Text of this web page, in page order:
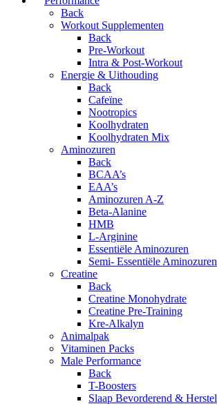
Back
Workout Supplementen
Back
Pre-Workout
Intra & Post-Workout
Energie & Uithouding
Back
Cafeïne
Nootropics
Koolhydraten
Koolhydraten Mix
Aminozuren
Back
BCAA’s
EAA’s
Aminozuren A-Z
Beta-Alanine
HMB
L-Arginine
Essentiële Aminozuren
Semi- Essentiële Aminozuren
Creatine
Back
Creatine Monohydrate
Creatine Pre-Training
Kre-Alkalyn
Animalpak
Vitaminen Packs
Male Performance
Back
T-Boosters
Slaap Bevorderend & Herstel